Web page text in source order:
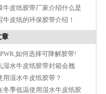
牛皮纸胶带厂家介绍什么是
？
牛皮纸的环保胶带介绍！
章
如何选择可降解胶带!
湿水牛皮纸胶带封箱会翘
用湿水牛皮纸胶带？
冬季低温使用湿水牛皮纸胶